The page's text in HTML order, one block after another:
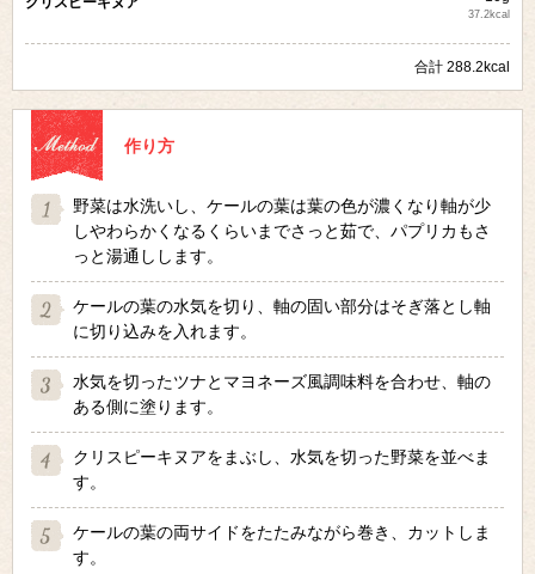
37.2kcal
合計 288.2kcal
作り方
野菜は水洗いし、ケールの葉は葉の色が濃くなり軸が少
しやわらかくなるくらいまでさっと茹で、パプリカもさ
っと湯通しします。
ケールの葉の水気を切り、軸の固い部分はそぎ落とし軸
に切り込みを入れます。
水気を切ったツナとマヨネーズ風調味料を合わせ、軸の
ある側に塗ります。
クリスピーキヌアをまぶし、水気を切った野菜を並べま
す。
ケールの葉の両サイドをたたみながら巻き、カットしま
す。